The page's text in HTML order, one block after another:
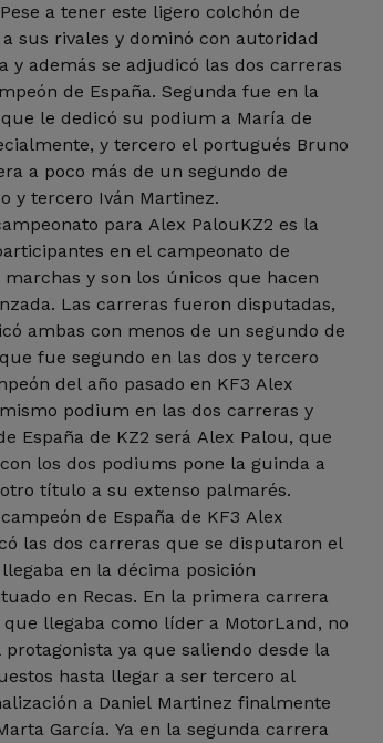
a tener este ligero colchón de
sus rivales y dominó con autoridad
y además se adjudicó las dos carreras
de España. Segunda fue en la
le dedicó su podium a María de
y tercero el portugués Bruno
a poco más de un segundo de
y tercero Iván Martinez.
para Alex PalouKZ2 es la
en el campeonato de
y son los únicos que hacen
Las carreras fueron disputadas,
ambas con menos de un segundo de
fue segundo en las dos y tercero
del año pasado en KF3 Alex
podium en las dos carreras y
España de KZ2 será Alex Palou, que
los dos podiums pone la guinda a
título a su extenso palmarés.
de España de KF3 Alex
las dos carreras que se disputaron el
en la décima posición
en Recas. En la primera carrera
llegaba como líder a MotorLand, no
ya que saliendo desde la
hasta llegar a ser tercero al
a Daniel Martinez finalmente
García. Ya en la segunda carrera